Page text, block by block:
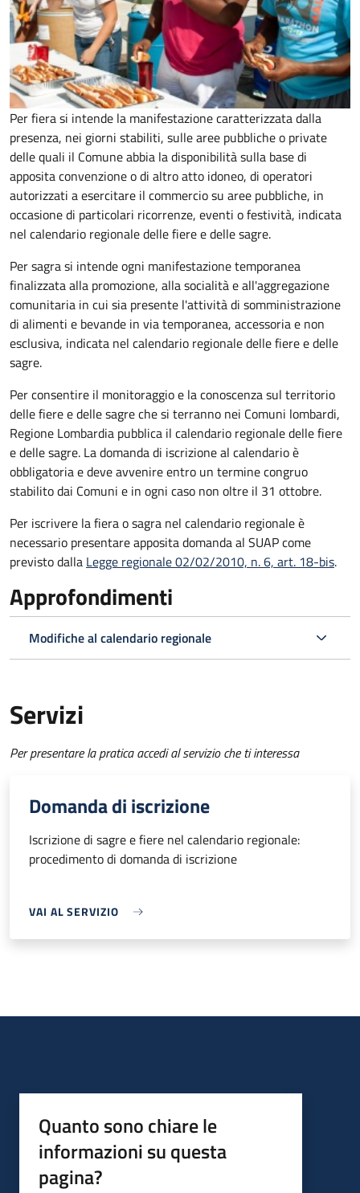
Per fiera si intende la manifestazione caratterizzata dalla
presenza, nei giorni stabiliti, sulle aree pubbliche o private
delle quali il Comune abbia la disponibilità sulla base di
apposita convenzione o di altro atto idoneo, di operatori
autorizzati a esercitare il commercio su aree pubbliche, in
occasione di particolari ricorrenze, eventi o festività, indicata
nel calendario regionale delle fiere e delle sagre.
Per sagra si intende ogni manifestazione temporanea
finalizzata alla promozione, alla socialità e all'aggregazione
comunitaria in cui sia presente l'attività di somministrazione
di alimenti e bevande in via temporanea, accessoria e non
esclusiva, indicata nel calendario regionale delle fiere e delle
sagre.
Per consentire il monitoraggio e la conoscenza sul territorio
delle fiere e delle sagre che si terranno nei Comuni lombardi,
Regione Lombardia pubblica il calendario regionale delle fiere
e delle sagre. La domanda di iscrizione al calendario è
obbligatoria e deve avvenire entro un termine congruo
stabilito dai Comuni e in ogni caso non oltre il 31 ottobre.
Per iscrivere la fiera o sagra nel calendario regionale è
necessario presentare apposita domanda al SUAP come
previsto dalla Legge regionale 02/02/2010, n. 6, art. 18-bis.
Approfondimenti
Modifiche al calendario regionale
Servizi
Per presentare la pratica accedi al servizio che ti interessa
Domanda di iscrizione
Iscrizione di sagre e fiere nel calendario regionale:
procedimento di domanda di iscrizione
VAI AL SERVIZIO
Quanto sono chiare le
informazioni su questa
pagina?